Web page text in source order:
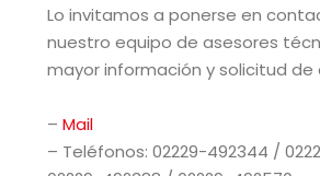
Lo invitamos a ponerse en
nuestro equipo de asesores
mayor información y solicitud de
– Mail
– Teléfonos: 02229-492344 /